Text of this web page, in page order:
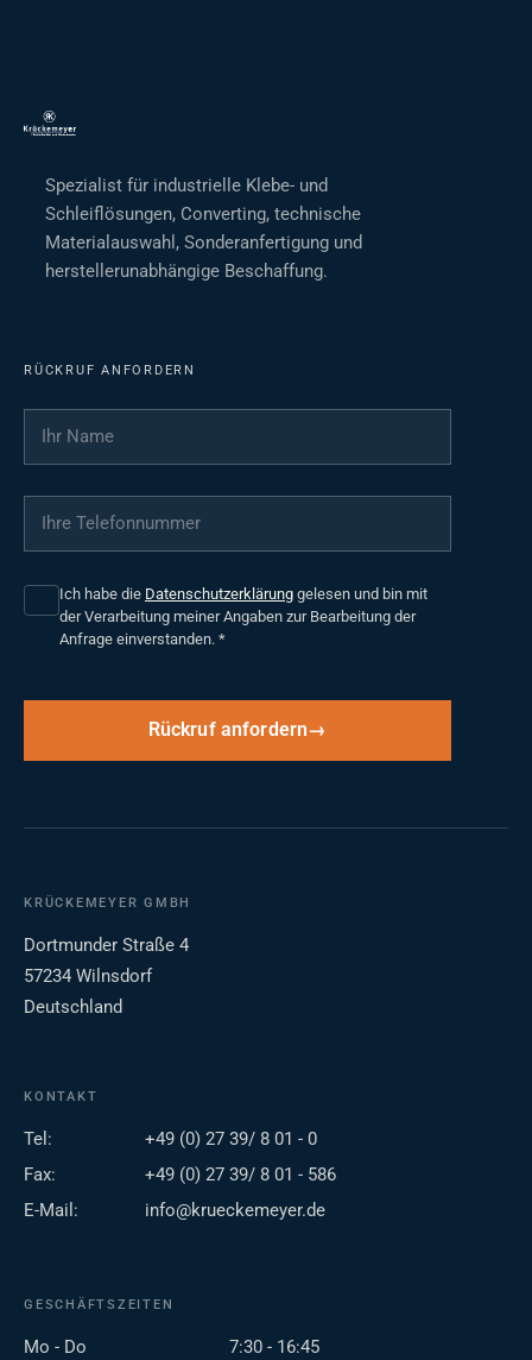
Spezialist für industrielle Klebe- und
Schleiflösungen, Converting, technische
Materialauswahl, Sonderanfertigung und
herstellerunabhängige Beschaffung.
RÜCKRUF ANFORDERN
Ihr Name
Ihre Telefonnummer
Ich habe die Datenschutzerklärung gelesen und bin mit
der Verarbeitung meiner Angaben zur Bearbeitung der
Anfrage einverstanden. *
Rückruf anfordern
KRÜCKEMEYER GMBH
Dortmunder Straße 4
57234 Wilnsdorf
Deutschland
KONTAKT
Tel:
+49 (0) 27 39/ 8 01 - 0
Fax:
+49 (0) 27 39/ 8 01 - 586
E-Mail:
info@krueckemeyer.de
GESCHÄFTSZEITEN
Mo - Do
7:30 - 16:45